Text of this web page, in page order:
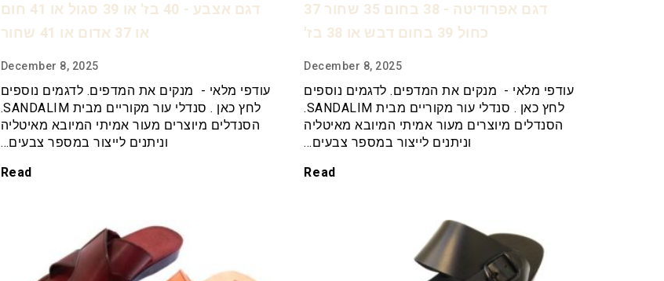
דגם אפרודיטה - 38 בחום 35 שחור 37
כחול 39 בחום דבש או 38 בז'
December 8, 2025
עודפי מלאי - מנקים את המדפים. לדגמים נוספים
לחץ כאן . סנדלי עור מקוריים מבית SANDALIM.
הסנדלים מיוצרים מעור אמיתי המיובא מאיטליה
וניתנים לייצור במספר צבעים…
Read
דגם אצבע - 40 בז' או 39 סגול או 41 חום
או 37 אדום או 41 שחור
December 8, 2025
עודפי מלאי - מנקים את המדפים. לדגמים נוספים
לחץ כאן . סנדלי עור מקוריים מבית SANDALIM.
הסנדלים מיוצרים מעור אמיתי המיובא מאיטליה
וניתנים לייצור במספר צבעים…
Read